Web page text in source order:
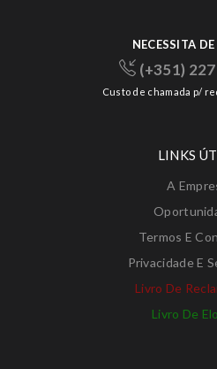
NECESSITA
(+351)
Custo de chamada p/
LINKS
A
Termos E
Privacidade E
Livro De
Livro De